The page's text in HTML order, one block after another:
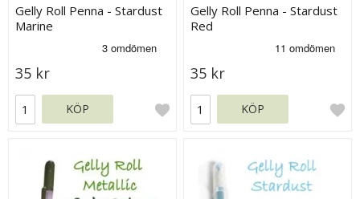
Gelly Roll Penna - Stardust
Marine
35 kr
KÖP
Gelly Roll Penna - Stardust
Red
35 kr
KÖP